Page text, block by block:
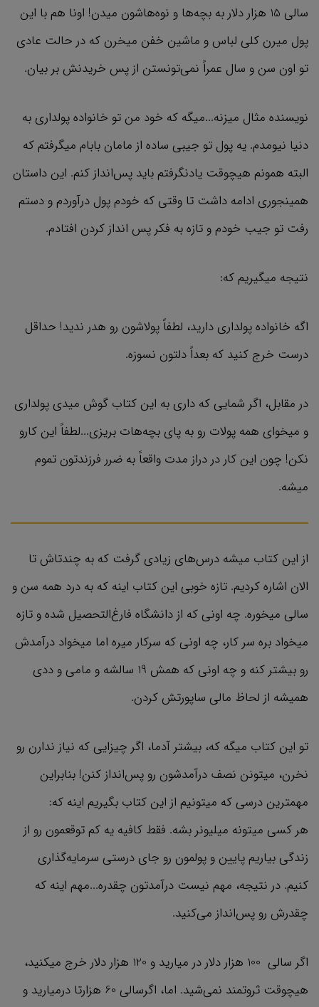
سالی 15 هزار دلار به بچه‌ها و نوه‌هاشون میدن! اونا هم با این
پول میرن کلی لباس و ماشین خفن میخرن که در حالت عادی
تو اون سن و سال عمراً نمی‌تونستن از پس خریدنش بر بیان.
نویسنده مثال میزنه...میگه که خود من تو خانواده پولداری به
دنیا نیومدم. یه پول تو جیبی ساده از مامان بابام میگرفتم که
البته همونم هیچوقت یادنگرفتم باید پس‌انداز کنم. این داستان
همینجوری ادامه داشت تا وقتی که خودم پول درآوردم و دستم
رفت تو جیب خودم و تازه به فکر پس انداز کردن افتادم.
نتیجه میگیریم که:
اگه خانواده پولداری دارید، لطفاً پولاشون رو هدر ندید! حداقل
درست خرج کنید که بعداً دلتون نسوزه.
در مقابل، اگر شمایی که داری به این کتاب گوش میدی پولداری
و میخوای همه پولات رو به پای بچه‌هات بریزی...لطفاً این کارو
نکن! چون این کار در دراز مدت واقعاً به ضرر فرزندتون تموم
میشه.
از این کتاب میشه درس‌های زیادی گرفت که به چندتاش تا
الان اشاره کردیم. تازه خوبی این کتاب اینه که به درد همه سن و
سالی میخوره. چه اونی که از دانشگاه فارغ‌التحصیل شده و تازه
میخواد بره سر کار، چه اونی که سرکار میره اما میخواد درآمدش
رو بیشتر کنه و چه اونی که همش 19 سالشه و مامی و ددی
همیشه از لحاظ مالی ساپورتش کردن.
تو این کتاب میگه که، بیشتر آدما، اگر چیزایی که نیاز ندارن رو
نخرن، میتونن نصف درآمدشون رو پس‌انداز کنن! بنابراین
مهمترین درسی که میتونیم از این کتاب بگیریم اینه که:
هر کسی میتونه میلیونر بشه. فقط کافیه یه کم توقعمون رو از
زندگی بیاریم پایین و پولمون رو جای درستی سرمایه‌گذاری
کنیم. در نتیجه، مهم نیست درآمدتون چقدره...مهم اینه که
چقدرش رو پس‌انداز می‌کنید.
اگر سالی 100 هزار دلار در میارید و 120 هزار دلار خرج میکنید،
هیچوقت ثروتمند نمی‌شید. اما، اگرسالی 60 هزارتا درمیارید و